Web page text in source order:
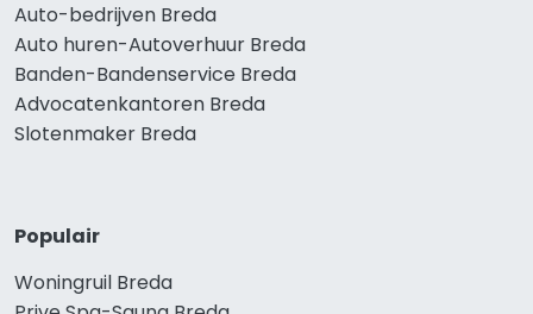
Auto-bedrijven Breda
Auto huren-Autoverhuur Breda
Banden-Bandenservice Breda
Advocatenkantoren Breda
Slotenmaker Breda
Populair
Woningruil Breda